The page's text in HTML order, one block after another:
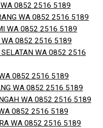
WA 0852 2516 5189
WA 0852 2516 5189
WA 0852 2516 5189
WA 0852 2516 5189
SELATAN WA 0852 2516
WA 0852 2516 5189
WA 0852 2516 5189
WA 0852 2516 5189
WA 0852 2516 5189
WA 0852 2516 5189